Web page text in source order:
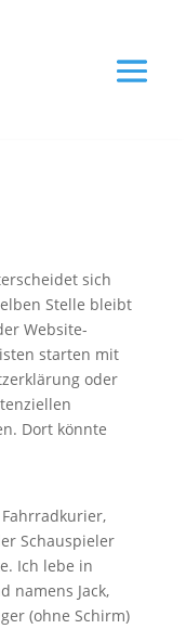
sich
Stelle bleibt
Website-
starten mit
oder
Dort könnte
Schauspieler
Ich lebe in
namens Jack,
(ohne Schirm)